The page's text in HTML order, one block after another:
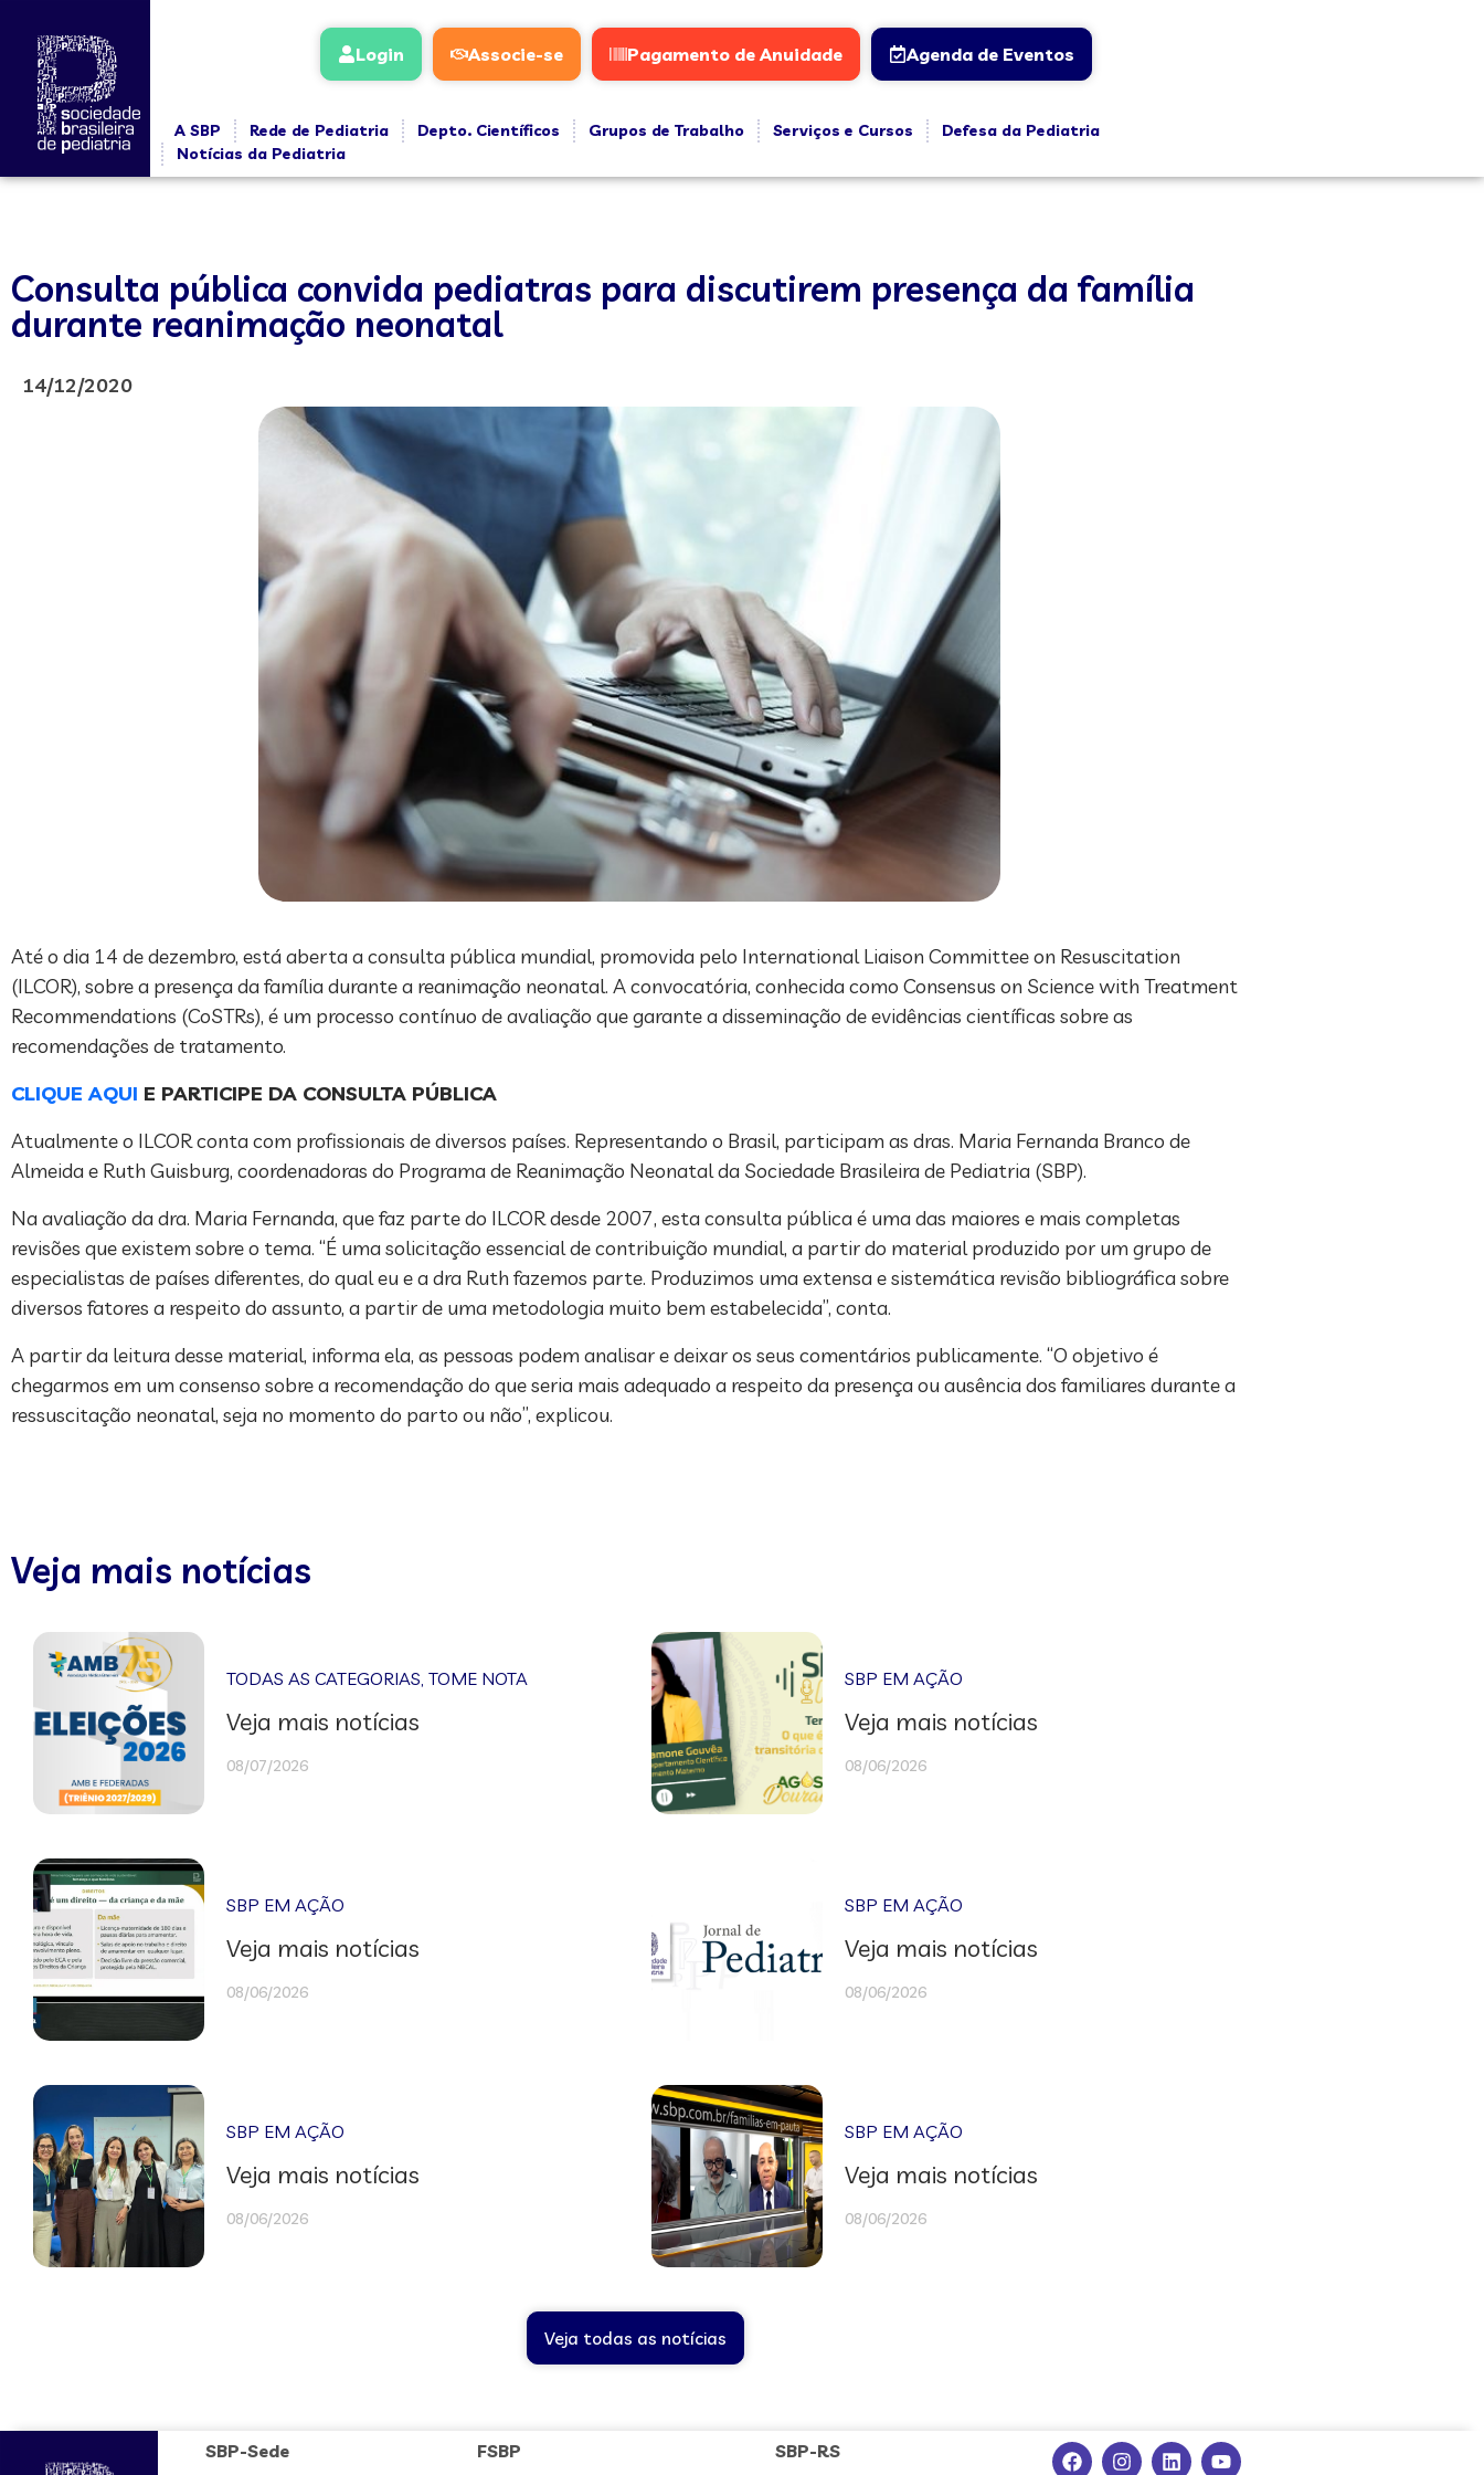
Login Associe-se Pagamento de Anuidade Agenda de Eventos
A SBP Rede de Pediatria Depto. Científicos Grupos de Trabalho Serviços e Cursos
Defesa da Pediatria
Notícias da Pediatria
Consulta pública convida pediatras para discutirem presença da família
durante reanimação neonatal
14/12/2020
Até o dia 14 de dezembro, está aberta a consulta pública mundial, promovida pelo International Liaison Committee on Resuscitation
(ILCOR), sobre a presença da família durante a reanimação neonatal. A convocatória, conhecida como Consensus on Science with Treatment
Recommendations (CoSTRs), é um processo contínuo de avaliação que garante a disseminação de evidências científicas sobre as
recomendações de tratamento.
CLIQUE AQUI E PARTICIPE DA CONSULTA PÚBLICA
Atualmente o ILCOR conta com profissionais de diversos países. Representando o Brasil, participam as dras. Maria Fernanda Branco de
Almeida e Ruth Guisburg, coordenadoras do Programa de Reanimação Neonatal da Sociedade Brasileira de Pediatria (SBP).
Na avaliação da dra. Maria Fernanda, que faz parte do ILCOR desde 2007, esta consulta pública é uma das maiores e mais completas
revisões que existem sobre o tema. “É uma solicitação essencial de contribuição mundial, a partir do material produzido por um grupo de
especialistas de países diferentes, do qual eu e a dra Ruth fazemos parte. Produzimos uma extensa e sistemática revisão bibliográfica sobre
diversos fatores a respeito do assunto, a partir de uma metodologia muito bem estabelecida”, conta.
A partir da leitura desse material, informa ela, as pessoas podem analisar e deixar os seus comentários publicamente. “O objetivo é
chegarmos em um consenso sobre a recomendação do que seria mais adequado a respeito da presença ou ausência dos familiares durante a
ressuscitação neonatal, seja no momento do parto ou não”, explicou.
Veja mais notícias
TODAS AS CATEGORIAS,TOME NOTA
Veja mais notícias
08/07/2026
SBP EM AÇÃO
Veja mais notícias
08/06/2026
SBP EM AÇÃO
Veja mais notícias
08/06/2026
SBP EM AÇÃO
Veja mais notícias
08/06/2026
SBP EM AÇÃO
Veja mais notícias
08/06/2026
SBP EM AÇÃO
Veja mais notícias
08/06/2026
Veja todas as notícias
SBP-Sede FSBP SBP-RS